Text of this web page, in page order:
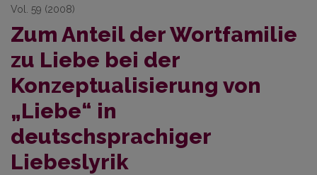
Vol. 59 (2008)
Zum Anteil der Wortfamilie
zu Liebe bei der
Konzeptualisierung von
„Liebe“ in
deutschsprachiger
Liebeslyrik